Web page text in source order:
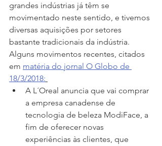
grandes indústrias já têm se
movimentado neste sentido, e tivemos
diversas aquisições por setores
bastante tradicionais da indústria.
Alguns movimentos recentes, citados
em matéria do jornal O Globo de
18/3/2018:
A L´Oreal anuncia que vai comprar
a empresa canadense de
tecnologia de beleza ModiFace, a
fim de oferecer novas
experiências às clientes, que